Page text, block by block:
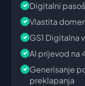
Digitalni
Vlastita
GS1 Digitalna
AI prijevod na
Generisanje
preklapanja